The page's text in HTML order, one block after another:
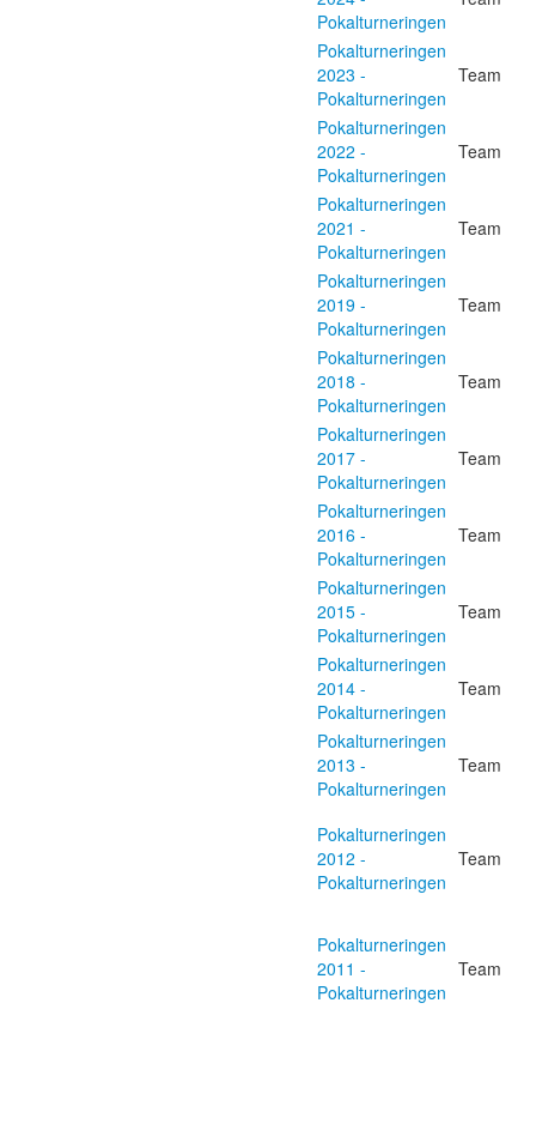
Pokalturneringen
Pokalturneringen
2023 -
Pokalturneringen
Team
Pokalturneringen
2022 -
Pokalturneringen
Team
Pokalturneringen
2021 -
Pokalturneringen
Team
Pokalturneringen
2019 -
Pokalturneringen
Team
Pokalturneringen
2018 -
Pokalturneringen
Team
Pokalturneringen
2017 -
Pokalturneringen
Team
Pokalturneringen
2016 -
Pokalturneringen
Team
Pokalturneringen
2015 -
Pokalturneringen
Team
Pokalturneringen
2014 -
Pokalturneringen
Team
Pokalturneringen
2013 -
Pokalturneringen
Team
Pokalturneringen
2012 -
Pokalturneringen
Team
Pokalturneringen
2011 -
Pokalturneringen
Team